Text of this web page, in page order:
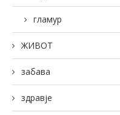
гламур
ЖИВОТ
забава
здравје